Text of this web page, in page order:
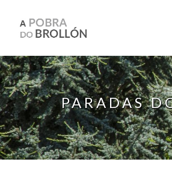
PARADAS